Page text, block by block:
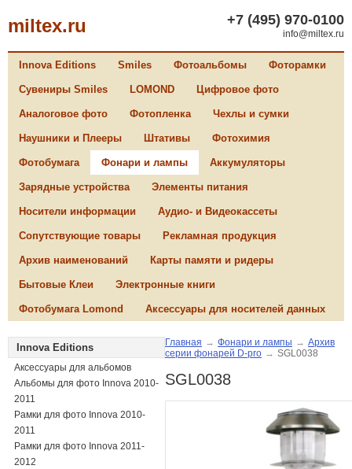
miltex.ru +7 (495) 970-0100
info@miltex.ru
Innova Editions Smiles Фотоальбомы Фоторамки
Сувениры Smiles LOMOND Цифровое фото
Аналоговое фото Фотопленка Чехлы и сумки
Наушники и Плееры Штативы Фотохимия
Фотобумага Фонари и лампы Аккумуляторы
Зарядные устройства Элементы питания
Носители информации Аудио- и Видеокассеты
Сопутствующие товары Рекламная продукция
Архив наименований Карты памяти и ридеры
Бытовые Клеи Электронные книги
Фотобумага Lomond Аксессуары для носителей данных
Innova Editions
Аксессуары для альбомов
Альбомы для фото Innova 2010-
2011
Рамки для фото Innova 2010-
2011
Рамки для фото Innova 2011-
2012
Главная → Фонари и лампы → Архив
серии фонарей D-pro → SGL0038
SGL0038